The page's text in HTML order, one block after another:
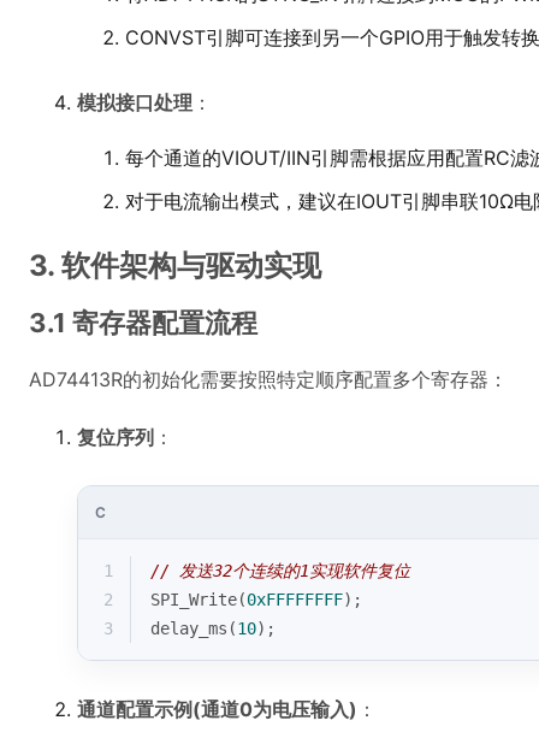
CONVST引脚可连接到另一个GPIO用于触发转换
模拟接口处理 ：
每个通道的VIOUT/IIN引脚需根据应用配置RC滤
对于电流输出模式，建议在IOUT引脚串联10Ω电
3. 软件架构与驱动实现
3.1 寄存器配置流程
AD74413R的初始化需要按照特定顺序配置多个寄存器：
复位序列 ：
C
1
// 发送32个连续的1实现软件复位
2
SPI_Write(0xFFFFFFFF);
3
delay_ms(10);
通道配置示例(通道0为电压输入) ：